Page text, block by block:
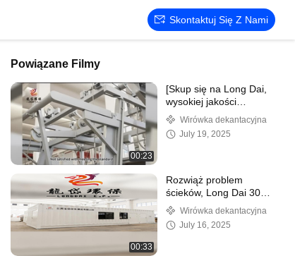
Skontaktuj Się Z Nami
Powiązane Filmy
00:23
[Skup się na Long Dai,
wysokiej jakości
sprzęcie do ochrony
środowiska na scenie]
Wirówka dekantacyjna
July 19, 2025
00:33
Rozwiąż problem
ścieków, Long Dai 30
ton zintegrowanego
sprzętu w akcji!
Wirówka dekantacyjna
July 16, 2025